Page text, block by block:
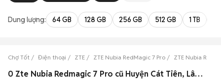
Dung lượng: 64 GB 128 GB 256 GB 512 GB 1 TB
Chợ Tốt Điện thoại ZTE ZTE Nubia RedMagic 7 Pro ZTE Nubia
0 Zte Nubia Redmagic 7 Pro cũ Huyện Cát Tiên, Lâm Đồng đẹp